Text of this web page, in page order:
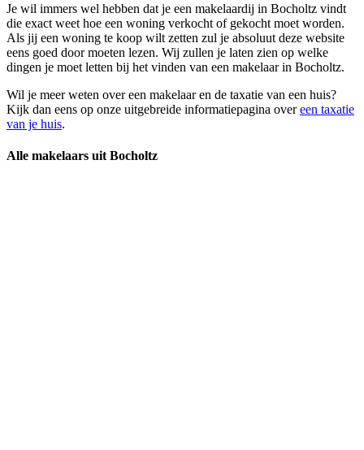
Je wil immers wel hebben dat je een makelaardij in Bocholtz vindt
die exact weet hoe een woning verkocht of gekocht moet worden.
Als jij een woning te koop wilt zetten zul je absoluut deze website
eens goed door moeten lezen. Wij zullen je laten zien op welke
dingen je moet letten bij het vinden van een makelaar in Bocholtz.
Wil je meer weten over een makelaar en de taxatie van een huis?
Kijk dan eens op onze uitgebreide informatiepagina overeen taxatie
van je huis.
Alle makelaars uit Bocholtz